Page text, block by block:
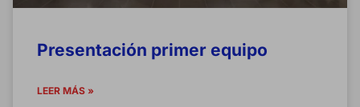
Presentación primer equipo
LEER MÁS »